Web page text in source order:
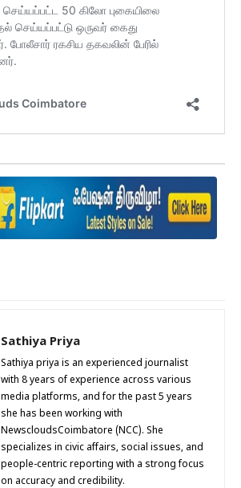
Sathiya Priya
Sathiya priya is an experienced journalist
with 8 years of experience across various
media platforms, and for the past 5 years
she has been working with
NewscloudsCoimbatore (NCC). She
specializes in civic affairs, social issues, and
people-centric reporting with a strong focus
on accuracy and credibility.